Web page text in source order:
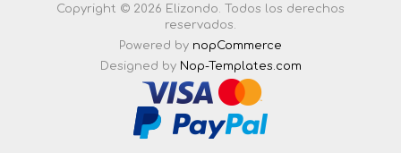
Copyright © 2026 Elizondo. Todos los derechos
reservados.
Powered by nopCommerce
Designed by Nop-Templates.com